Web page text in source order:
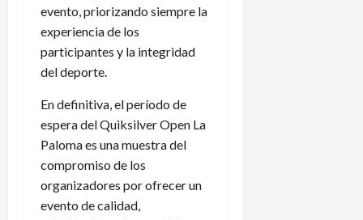
evento, priorizando siempre la
experiencia de los
participantes y la integridad
del deporte.
En definitiva, el período de
espera del Quiksilver Open La
Paloma es una muestra del
compromiso de los
organizadores por ofrecer un
evento de calidad,